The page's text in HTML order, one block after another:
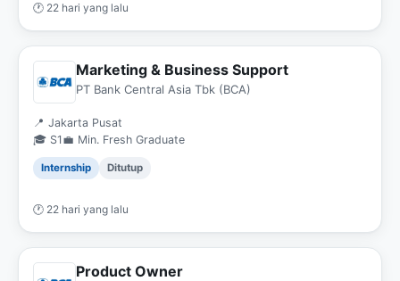
🕐 22 hari yang lalu
Marketing & Business Support
PT Bank Central Asia Tbk (BCA)
📍 Jakarta Pusat
🎓 S1 💼 Min. Fresh Graduate
Internship Ditutup
🕐 22 hari yang lalu
Product Owner